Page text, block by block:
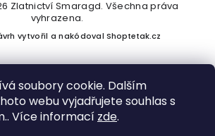
soubory cookie. Dalším
webu vyjadřujete souhlas s
Více informací zde.
Vytvořil Shoptet
Zlatnictví Smaragd. Všechna práva
vyhrazena.
vytvořil a nakódovalShoptetak.cz